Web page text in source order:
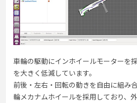
車輪の駆動にインホイールモーターを
を大きく低減しています。
前後・左右・回転の動きを自由に組み
輪メカナムホイールを採用しており、